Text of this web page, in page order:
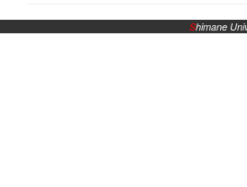
Shimane